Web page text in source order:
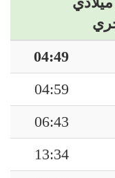
04:49
04:59
06:43
13:34